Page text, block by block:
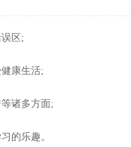
区;
康生活;
诸多方面;
的乐趣。